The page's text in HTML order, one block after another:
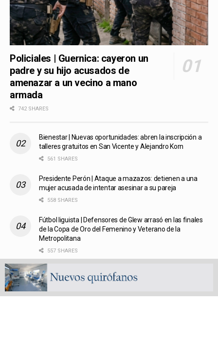
Policiales | Guernica: cayeron un
padre y su hijo acusados de
amenazar a un vecino a mano
armada
742 SHARES
Bienestar | Nuevas oportunidades: abren la inscripción a
talleres gratuitos en San Vicente y Alejandro Korn
561 SHARES
Presidente Perón | Ataque a mazazos: detienen a una
mujer acusada de intentar asesinar a su pareja
558 SHARES
Fútbol liguista | Defensores de Glew arrasó en las finales
de la Copa de Oro del Femenino y Veterano de la
Metropolitana
557 SHARES
Transportes | Nueva conexión regional: la Línea 248 C
vinculará San Vicente con La Plata y el interior
bonaerense